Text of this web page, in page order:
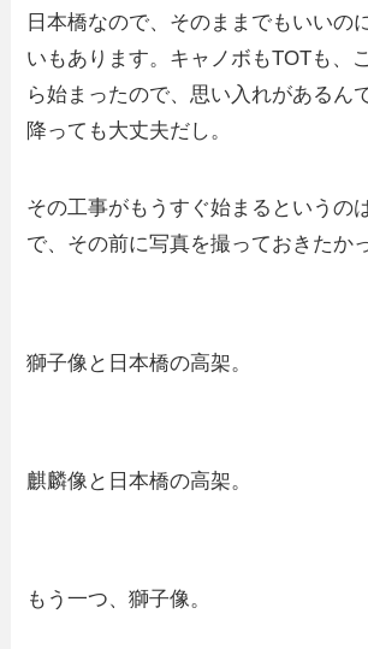
日本橋なので、そのままでもいいの
いもあります。キャノボもTOTも、
ら始まったので、思い入れがあるん
降っても大丈夫だし。
その工事がもうすぐ始まるというの
で、その前に写真を撮っておきたか
獅子像と日本橋の高架。
麒麟像と日本橋の高架。
もう一つ、獅子像。